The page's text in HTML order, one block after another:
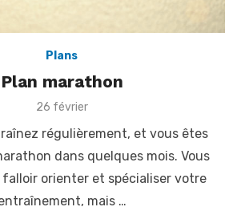
Plans
Plan marathon
P
s
e
d
n
26 février
régulièrement, et vous êtes
dans quelques mois. Vous
falloir orienter et spécialiser votre
mais …